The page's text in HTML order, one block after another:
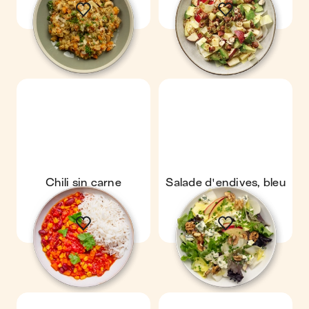
Chili sin carne
Salade d'endives, bleu
& noix